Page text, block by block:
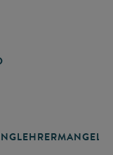
LEHRERMANGEL